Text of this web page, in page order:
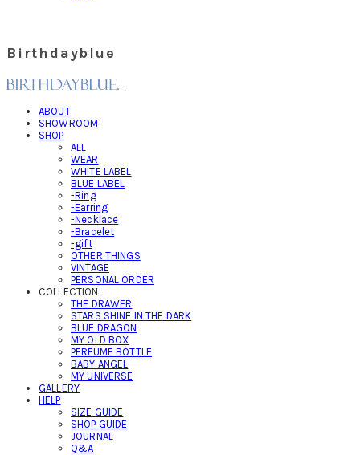
Birthdayblue
ABOUT
SHOWROOM
SHOP
ALL
WEAR
WHITE LABEL
BLUE LABEL
-Ring
-Earring
-Necklace
-Bracelet
-gift
OTHER THINGS
VINTAGE
PERSONAL ORDER
COLLECTION
THE DRAWER
STARS SHINE IN THE DARK
BLUE DRAGON
MY OLD BOX
PERFUME BOTTLE
BABY ANGEL
MY UNIVERSE
GALLERY
HELP
SIZE GUIDE
SHOP GUIDE
JOURNAL
Q&A